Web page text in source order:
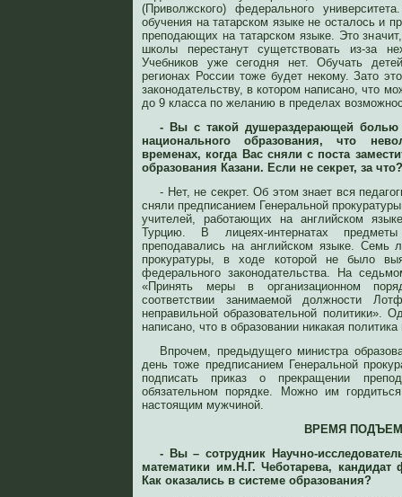
(Приволжского) федерального
обучения на татарском языке не осталось и
преподающих на татарском языке. Это
школы перестанут сущетствовать из-за
Учебников уже сегодня нет. Обучать
регионах России тоже будет некому. Зато
законодательству, в котором написано, что
до 9 класса по желанию в пределах
- Вы с такой душераздерающей болью
национального образования, что
временах, когда Вас сняли с поста
образования Казани. Если не секрет, за что?
- Нет, не секрет. Об этом знает вся
сняли предписанием Генеральной
учителей, работающих на английском
Турцию. В лицеях-интернатах
преподавались на английском языке. Семь
прокуратуры, в ходе которой не было
федерального законодательства. На
«Принять меры в организационном
соответствии занимаемой должности
неправильной образовательной политики».
написано, что в образовании никакая
Впрочем, предыдущего министра
день тоже предписанием Генеральной
подписать приказ о прекращении
обязательном порядке. Можно им
настоящим мужчиной.
ВРЕМЯ
- Вы – сотрудник Научно-
математики им.Н.Г. Чеботарева, кандидат
Как оказались в системе образования?